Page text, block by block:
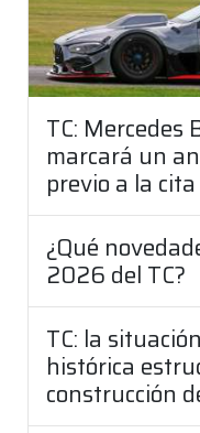
TC: Mercedes
marcará un
previo a la
¿Qué
2026 del TC?
TC: la
histórica
construcción